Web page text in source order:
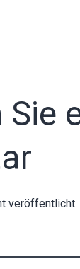
veröffentlicht.